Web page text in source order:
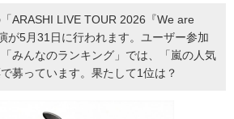
ARASHI LIVE TOUR 2026『We are
が5月31日に行われます。ユーザー参加
みんなのランキング」では、「嵐の人気
募っています。果たして1位は？